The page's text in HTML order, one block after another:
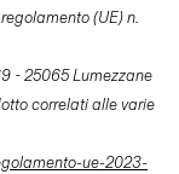
(UE) n.
- 25065 Lumezzane
correlati alle varie
ue-2023-